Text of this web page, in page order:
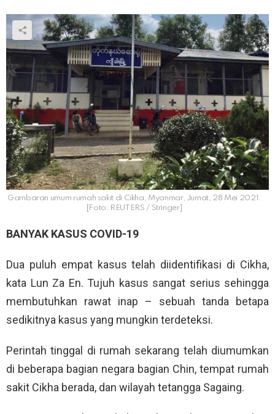
Gambaran umum rumah sakit di Cikha, Myanmar, Jumat, 28 Mei 2021.
[Foto: REUTERS / Stringer]
BANYAK KASUS COVID-19
Dua puluh empat kasus telah diidentifikasi di Cikha,
kata Lun Za En. Tujuh kasus sangat serius sehingga
membutuhkan rawat inap – sebuah tanda betapa
sedikitnya kasus yang mungkin terdeteksi.
Perintah tinggal di rumah sekarang telah diumumkan
di beberapa bagian negara bagian Chin, tempat rumah
sakit Cikha berada, dan wilayah tetangga Sagaing.